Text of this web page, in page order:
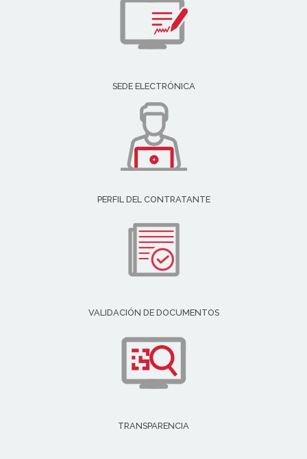
SEDE ELECTRÓNICA
PERFIL DEL CONTRATANTE
VALIDACIÓN DE DOCUMENTOS
TRANSPARENCIA